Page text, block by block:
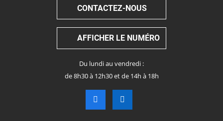
CONTACTEZ-NOUS
AFFICHER LE NUMÉRO
Du lundi au vendredi :
de 8h30 à 12h30 et de 14h à 18h